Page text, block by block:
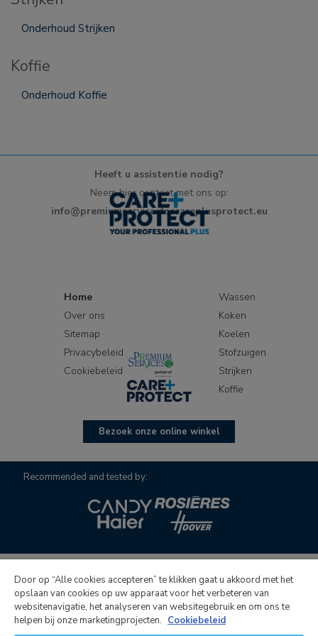
Onderhoud Strijken
Koffie
Onderhoud Koffie
Heeft u assistentie nodig?
Neem hier contact met ons op:
info@premiumservicesforcareplusprotect.eu
Home
Over ons
Sitemap
Privacybeleid
Cookiebeleid
Wassen
Koken
Koelen
Stofzuigen
Strijken
Koffie
Bezoek onze online winkel
Recommended and tested by:
Candy Hoover Group S.r.l. met een enkele aandeelhouder,
onderneming bestuurd en gecoördineerd door Candy S.p.A.,
Door op “Alle cookies accepteren” te klikken gaat u akkoord met het
opslaan van cookies op uw apparaat voor het verbeteren van
websitenavigatie, het analyseren van websitegebruik en om ons te
helpen bij onze marketingprojecten. Cookiebeleid